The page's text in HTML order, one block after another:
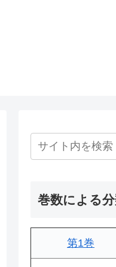
巻数による
第1巻